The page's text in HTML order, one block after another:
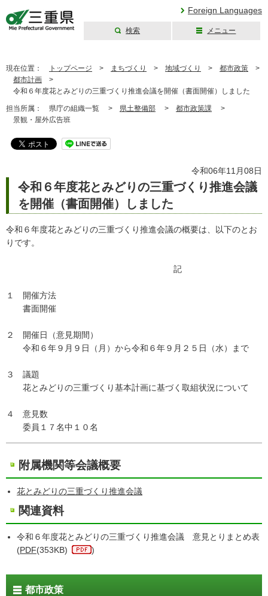
Foreign Languages
検索 メニュー
現在位置： トップページ > まちづくり > 地域づくり > 都市政策 >
都市計画 >
令和６年度花とみどりの三重づくり推進会議を開催（書面開催）しました
担当所属： 県庁の組織一覧 > 県土整備部 > 都市政策課 >
景観・屋外広告班
令和06年11月08日
令和６年度花とみどりの三重づくり推進会議
を開催（書面開催）しました
令和６年度花とみどりの三重づくり推進会議の概要は、以下のとお
りです。
記
１ 開催方法
書面開催
２ 開催日（意見期間）
令和６年９月９日（月）から令和６年９月２５日（水）まで
３ 議題
花とみどりの三重づくり基本計画に基づく取組状況について
４ 意見数
委員１７名中１０名
附属機関等会議概要
花とみどりの三重づくり推進会議
関連資料
令和６年度花とみどりの三重づくり推進会議 意見とりまとめ表
(PDF(353KB) )
都市政策